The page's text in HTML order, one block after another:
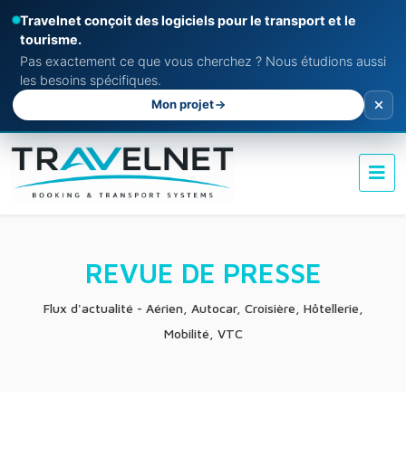
Travelnet conçoit des logiciels pour le transport et le
tourisme.
Pas exactement ce que vous cherchez ? Nous étudions aussi
les besoins spécifiques.
Mon projet
REVUE DE PRESSE
Flux d'actualité - Aérien, Autocar, Croisière, Hôtellerie,
Mobilité, VTC